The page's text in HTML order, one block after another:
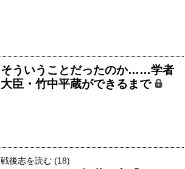
そういうことだったのか……学者
大臣・竹中平蔵ができるまで
戦後志を読む (18)